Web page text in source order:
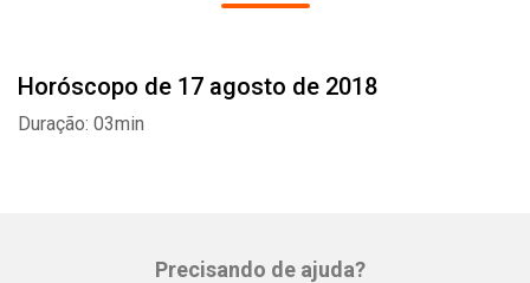
Horóscopo de 17 agosto de 2018
Duração: 03min
Precisando de ajuda?
Whatsapp Facebook Twitter